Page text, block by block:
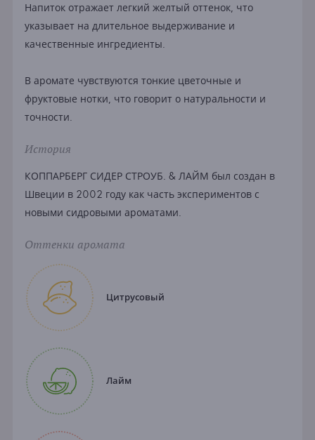
Напиток отражает легкий желтый оттенок, что
указывает на длительное выдерживание и
качественные ингредиенты.
В аромате чувствуются тонкие цветочные и
фруктовые нотки, что говорит о натуральности и
точности.
История
КОППАРБЕРГ СИДЕР СТРОУБ. & ЛАЙМ был создан в
Швеции в 2002 году как часть экспериментов с
новыми сидровыми ароматами.
Оттенки аромата
Цитрусовый
Лайм